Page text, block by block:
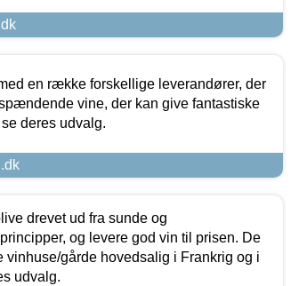
en række forskellige leverandører, der
vine, der kan give fantastiske
deres udvalg.
drevet ud fra sunde og
og levere god vin til prisen. De
vinhuse/gårde hovedsalig i Frankrig og i
udvalg.